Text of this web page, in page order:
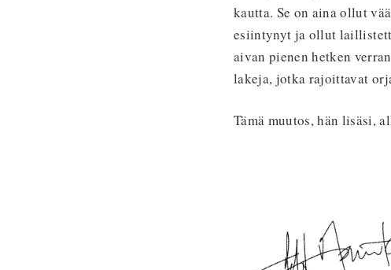
kautta. Se on aina ollut
esiintynyt ja ollut
aivan pienen hetken
lakeja, jotka rajoittavat
Tämä muutos, hän lisäsi,